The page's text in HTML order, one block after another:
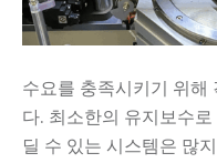
수요를 충족시키기 위해
다. 최소한의 유지보수
딜 수 있는 시스템은 많